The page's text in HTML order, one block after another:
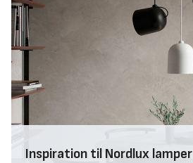
Inspiration til Nordlux lamper